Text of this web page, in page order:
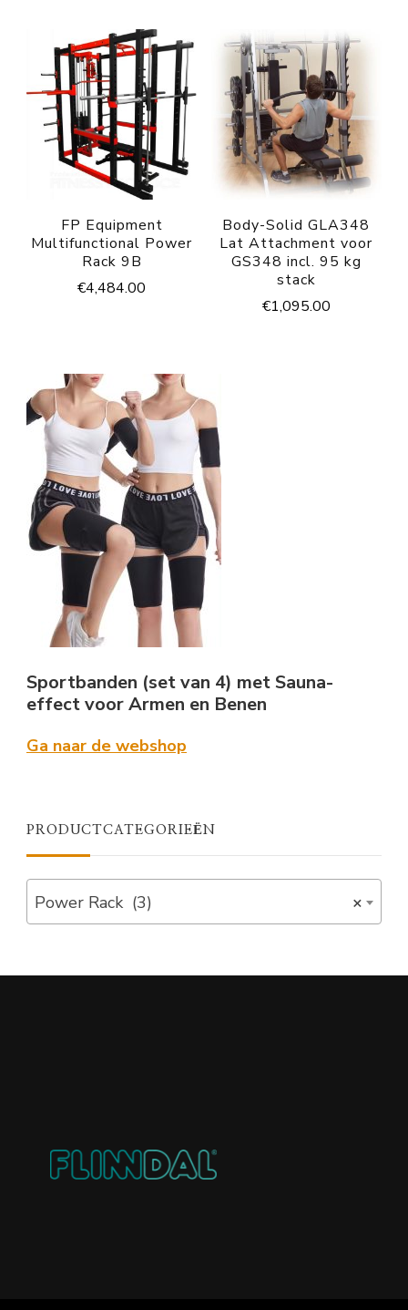
FP Equipment
Multifunctional Power
Rack 9B
€4,484.00
Body-Solid GLA348
Lat Attachment voor
GS348 incl. 95 kg
stack
€1,095.00
Sportbanden (set van 4) met Sauna-
effect voor Armen en Benen
Ga naar de webshop
PRODUCTCATEGORIEËN
×
Power Rack (3)